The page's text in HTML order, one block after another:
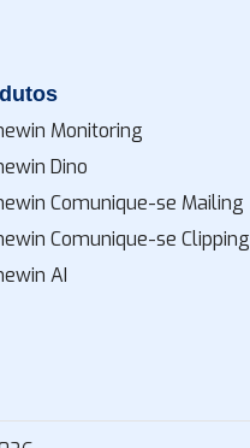
Monitoring
Dino
Comunique-se Mailing
Comunique-se Clipping
AI